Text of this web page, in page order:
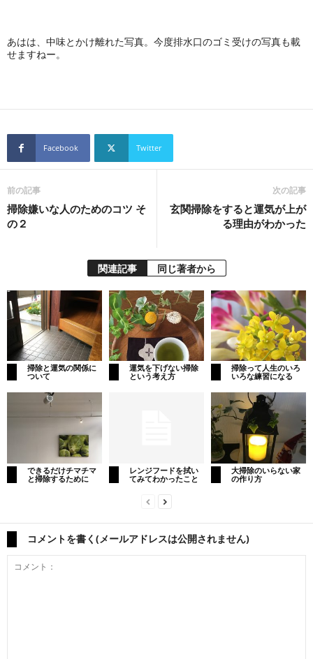
あはは、中味とかけ離れた写真。 今度排水口のゴミ受けの写真も載
せますねー。
Facebook Twitter
前の記事
掃除嫌いな人のためのコツ そ
の２
次の記事
玄関掃除をすると運気が上が
る理由がわかった
関連記事 同じ著者から
掃除と運気の関係に
ついて
運気を下げない掃除
という考え方
掃除って人生のいろ
いろな練習になる
できるだけチマチマ
と掃除するために
レンジフードを拭い
てみてわかったこと
大掃除のいらない家
の作り方
コメントを書く(メールアドレスは公開されません)